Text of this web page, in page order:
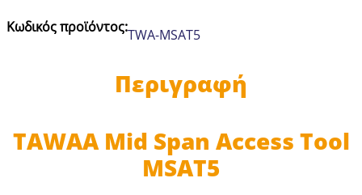
Tool
MSAT5
Κωδικός προϊόντος:TWA-MSAT5
Περιγραφή
TAWAA Mid Span Access Tool
MSAT5